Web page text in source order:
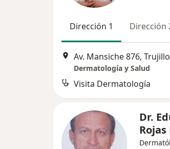
Dirección 1 Dirección
Av. Mansiche 876, Trujillo
Dermatología y Salud
Visita Dermatología
Dr.
Rojas